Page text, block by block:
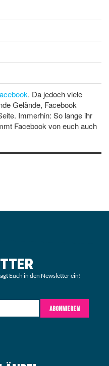
. Da jedoch viele
Gelände, Facebook
Immerhin: So lange ihr
Facebook von euch auch
Euch in den Newsletter ein!
ABONNIEREN